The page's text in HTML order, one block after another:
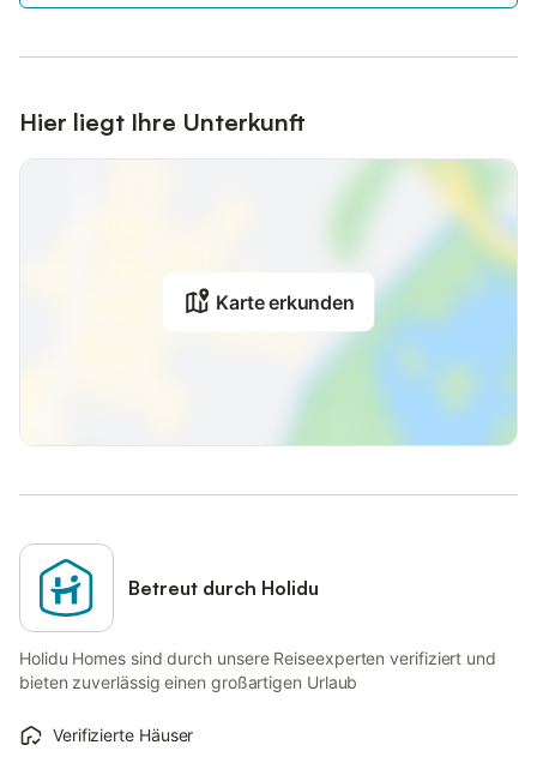
Hier liegt Ihre Unterkunft
Karte erkunden
Betreut durch Holidu
Holidu Homes sind durch unsere Reiseexperten verifiziert und
bieten zuverlässig einen großartigen Urlaub
Verifizierte Häuser